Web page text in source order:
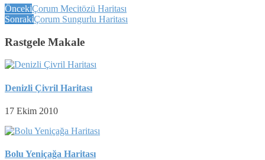
ÖncekiÇorum Mecitözü Haritası
SonrakiÇorum Sungurlu Haritası
Rastgele Makale
Denizli Çivril Haritası
17 Ekim 2010
Bolu Yeniçağa Haritası